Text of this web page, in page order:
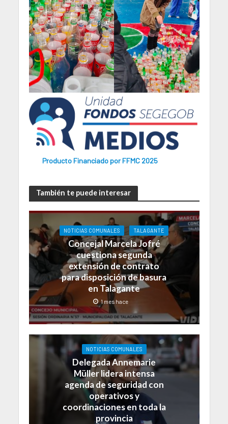
Producto Financiado por FFMC 2025
También te puede interesar
NOTICIAS COMUNALES TALAGANTE
Concejal Marcela Jofré
cuestiona segunda
extensión de contrato
para disposición de basura
en Talagante
1 mes hace
NOTICIAS COMUNALES
Delegada Annemarie
Müller lidera intensa
agenda de seguridad con
operativos y
coordinaciones en toda la
provincia